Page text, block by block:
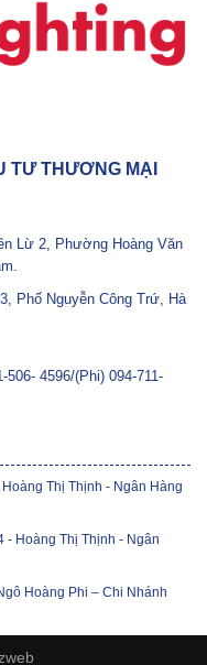
TƯ THƯƠNG MẠI
Lừ 2, Phường Hoàng Văn
Phố Nguyễn Công Trứ, Hà
506- 4596/(Phi) 094-711-
Thị Thịnh - Ngân Hàng
- Hoàng Thị Thịnh - Ngân
Hoàng Phi – Chi Nhánh